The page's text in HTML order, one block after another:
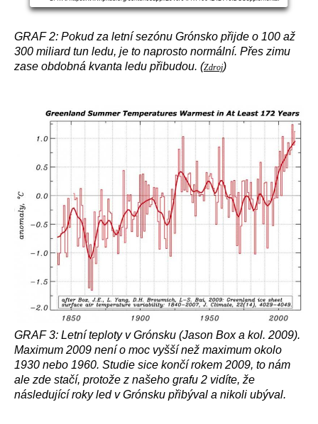
GRAF 2: Pokud za letní sezónu Grónsko přijde o 100 až
300 miliard tun ledu, je to naprosto normální. Přes zimu
zase obdobná kvanta ledu přibudou. (Zdroj)
GRAF 3: Letní teploty v Grónsku (Jason Box a kol. 2009).
Maximum 2009 není o moc vyšší než maximum okolo
1930 nebo 1960. Studie sice končí rokem 2009, to nám
ale zde stačí, protože z našeho grafu 2 vidíte, že
následující roky led v Grónsku přibýval a nikoli ubýval.